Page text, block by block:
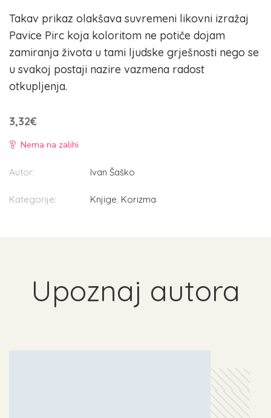
Takav prikaz olakšava suvremeni likovni izražaj
Pavice Pirc koja koloritom ne potiče dojam
zamiranja života u tami ljudske grješnosti nego se
u svakoj postaji nazire vazmena radost
otkupljenja.
3,32€
Nema na zalihi
Autor: Ivan Šaško
Kategorije: Knjige Korizma
Upoznaj autora